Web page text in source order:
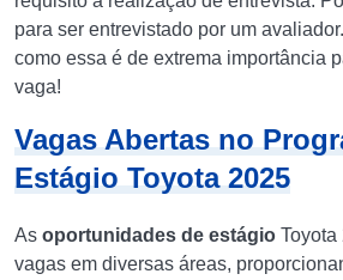
para ser entrevistado por um
como essa é de extrema importância
vaga!
Vagas Abertas no
EstágioToyota2025
As oportunidades de estágio Toyota
vagas em diversas áreas,